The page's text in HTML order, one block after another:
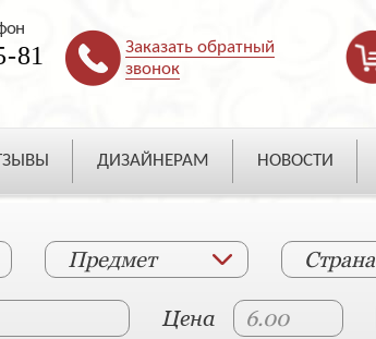
81
Заказать обратный
звонок
ДИЗАЙНЕРАМ НОВОСТИ
Предмет Страна
Цена